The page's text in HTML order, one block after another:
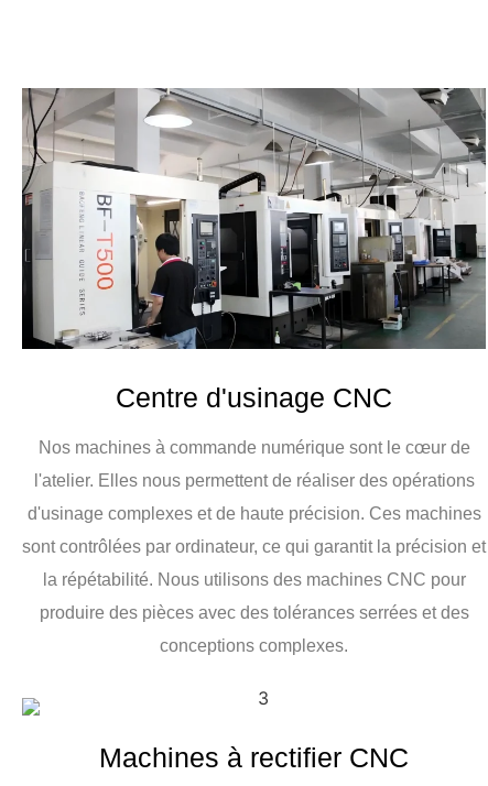
Centre d'usinage CNC
Nos machines à commande numérique sont le cœur de
l'atelier. Elles nous permettent de réaliser des opérations
d'usinage complexes et de haute précision. Ces machines
sont contrôlées par ordinateur, ce qui garantit la précision et
la répétabilité. Nous utilisons des machines CNC pour
produire des pièces avec des tolérances serrées et des
conceptions complexes.
Machines à rectifier CNC